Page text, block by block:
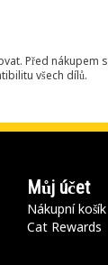
Před
všech dílů.
Můj účet
Nákupní košík
Cat Rewards